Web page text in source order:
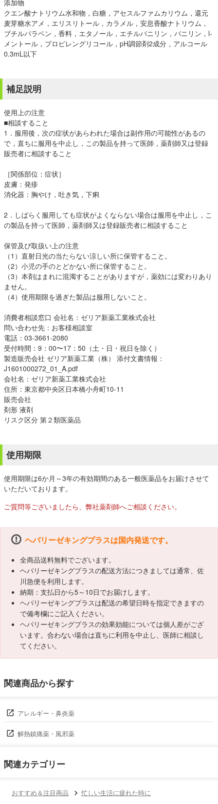
添加物
クエン酸ナトリウム水和物，白糖，アセスルファムカリウム，還元
麦芽糖水アメ，エリスリトール，カラメル，安息香酸ナトリウム，
ブチルパラベン，香料，エタノール，エチルバニリン，バニリン，l-
メントール，プロピレングリコール，pH調節剤2成分，アルコール
0.3mL以下
補足説明
使用上の注意
■相談すること
1．服用後，次の症状があらわれた場合は副作用の可能性があるの
で，直ちに服用を中止し，この製品を持って医師，薬剤師又は登録
販売者に相談すること
［関係部位：症状］
皮膚：発疹
消化器：胸やけ，吐き気，下痢
2．しばらく服用しても症状がよくならない場合は服用を中止し，こ
の製品を持って医師，薬剤師又は登録販売者に相談すること
保管及び取扱い上の注意
（1）直射日光の当たらない涼しい所に保管すること。
（2）小児の手のとどかない所に保管すること。
（3）本剤はまれに混濁することがありますが，薬効には変わりあり
ません。
（4）使用期限を過ぎた製品は服用しないこと。
消費者相談窓口 会社名：ゼリア新薬工業株式会社
問い合わせ先：お客様相談室
電話：03-3661-2080
受付時間：9：00〜17：50（土・日・祝日を除く）
製造販売会社 ゼリア新薬工業（株） 添付文書情報：
J1601000272_01_A.pdf
会社名：ゼリア新薬工業株式会社
住所：東京都中央区日本橋小舟町10-11
販売会社
剤形 液剤
リスク区分 第２類医薬品
使用期限
使用期限は6か月～3年の有効期間のある一般医薬品をお届けさせて
いただいております。
ご質問等ございましたら、弊社薬剤師へご相談ください。
ヘパリーゼキングプラスは国内発送です。
全商品送料無料でございます。
ヘパリーゼキングプラスの配送方法につきましては通常、佐
川急便を利用します。
納期：支払日から5～10日でお届けします。
ヘパリーゼキングプラスは配送の希望日時を指定できますの
で備考欄にご記入ください。
ヘパリーゼキングプラスの効果効能については個人差がござ
います。合わない場合は直ちに利用を中止し、医師に相談し
てください。
関連商品から探す
アレルギー・鼻炎薬
解熱鎮痛薬・風邪薬
関連カテゴリー
おすすめ＆注目商品
忙しい生活に疲れた時に